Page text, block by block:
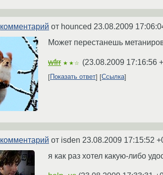
комментарий от hounced 23.08.2009
Может перестанешь
wfrr ★★☆ (23.08.2009 17:16:56
Показать ответ Ссылка
комментарий от isden 23.08.2009 17:15:52
я как раз хотел какую-либо